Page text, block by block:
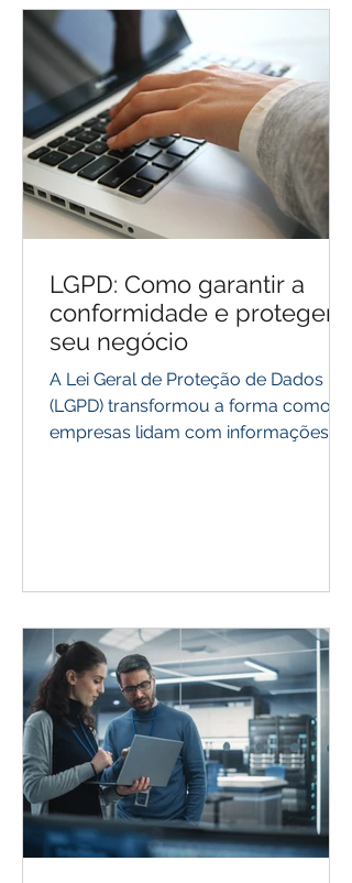
LGPD: Como garantir a
conformidade e proteger
seu negócio
A Lei Geral de Proteção de Dados
(LGPD) transformou a forma como
empresas lidam com informações